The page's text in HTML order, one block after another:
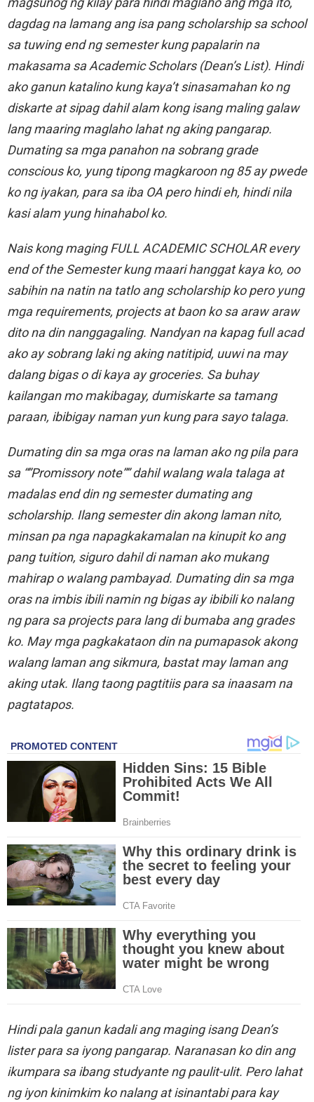
dagdag na lamang ang isa pang scholarship sa school
sa tuwing end ng semester kung papalarin na
makasama sa Academic Scholars (Dean’s List). Hindi
ako ganun katalino kung kaya’t sinasamahan ko ng
diskarte at sipag dahil alam kong isang maling galaw
lang maaring maglaho lahat ng aking pangarap.
Dumating sa mga panahon na sobrang grade
conscious ko, yung tipong magkaroon ng 85 ay pwede
ko ng iyakan, para sa iba OA pero hindi eh, hindi nila
kasi alam yung hinahabol ko.
Nais kong maging FULL ACADEMIC SCHOLAR every
end of the Semester kung maari hanggat kaya ko, oo
sabihin na natin na tatlo ang scholarship ko pero yung
mga requirements, projects at baon ko sa araw araw
dito na din nanggagaling. Nandyan na kapag full acad
ako ay sobrang laki ng aking natitipid, uuwi na may
dalang bigas o di kaya ay groceries. Sa buhay
kailangan mo makibagay, dumiskarte sa tamang
paraan, ibibigay naman yun kung para sayo talaga.
Dumating din sa mga oras na laman ako ng pila para
sa “”Promissory note”” dahil walang wala talaga at
madalas end din ng semester dumating ang
scholarship. Ilang semester din akong laman nito,
minsan pa nga napagkakamalan na kinupit ko ang
pang tuition, siguro dahil di naman ako mukang
mahirap o walang pambayad. Dumating din sa mga
oras na imbis ibili namin ng bigas ay ibibili ko nalang
ng para sa projects para lang di bumaba ang grades
ko. May mga pagkakataon din na pumapasok akong
walang laman ang sikmura, bastat may laman ang
aking utak. Ilang taong pagtitiis para sa inaasam na
pagtatapos.
Hindi pala ganun kadali ang maging isang Dean’s
lister para sa iyong pangarap. Naranasan ko din ang
ikumpara sa ibang studyante ng paulit-ulit. Pero lahat
ng iyon kinimkim ko nalang at isinantabi para kay